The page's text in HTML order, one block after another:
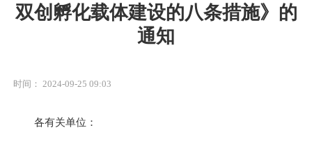
双创孵化载体建设的八条措施》的
通知
时间： 2024-09-25 09:03
各有关单位：